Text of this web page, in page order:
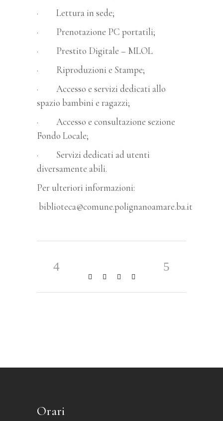
· Lettura in sede;
· Prenotazione PC portatili;
· Prestito Digitale – MLOL
· Riproduzioni e Stampe;
· Accesso e servizi dedicati allo
spazio bambini e ragazzi;
· Accesso e consultazione sezione
Fondo Locale;
· Servizi dedicati ad utenti
diversamente abili.
Per ulteriori informazioni:
biblioteca@comune.polignanoamare.ba.it
Orari